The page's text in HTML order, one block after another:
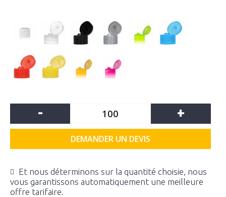
- +
DEMANDER UN DEVIS
Et nous déterminons sur la quantité choisie, nous
vous garantissons automatiquement une meilleure
offre tarifaire.